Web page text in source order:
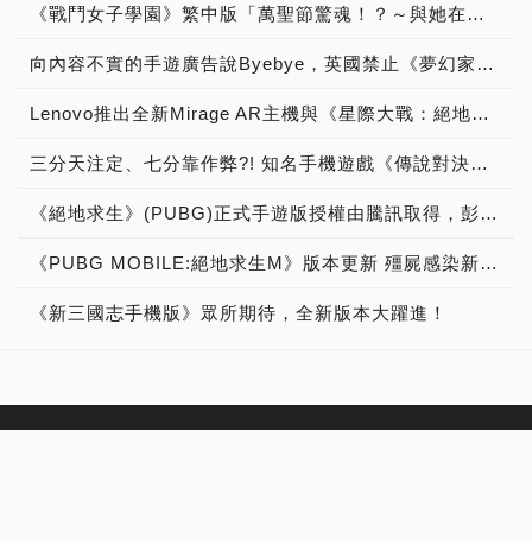
《戰鬥女子學園》繁中版「萬聖節驚魂！？～與她在魔界的搗蛋派對～」搞怪登場
向內容不實的手遊廣告說Byebye，英國禁止《夢幻家園》、《夢幻花園》投放廣告
Lenovo推出全新Mirage AR主機與《星際大戰：絕地挑戰》遊戲，邀請到「亞太區負責人」談遊戲與試玩心得！
三分天注定、七分靠作弊?! 知名手機遊戲《傳說對決》被爆出會依照課金額度改動抽獎機率
《絕地求生》(PUBG)正式手遊版授權由騰訊取得，彭于晏代言，2月9日正式封測，手遊時代來臨！
《PUBG MOBILE:絕地求生M》版本更新 殭屍感染新玩法大公開
《新三國志手機版》眾所期待，全新版本大躍進！